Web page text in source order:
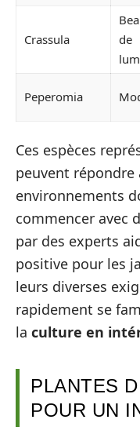
Crassula
de
Peperomia
Ces espèces
peuvent
environnements
commencer avec
par des experts
positive pour les
leurs diverses
rapidement se
la culture en
PLANTES
POUR UN